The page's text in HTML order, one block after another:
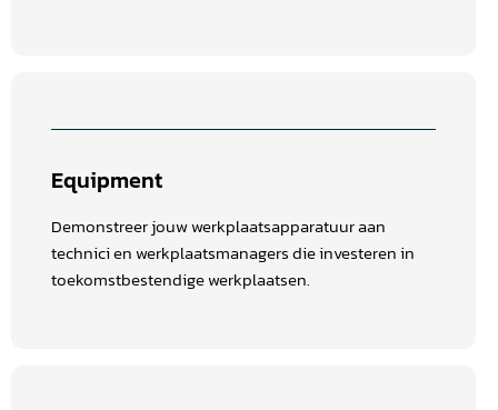
Equipment
Demonstreer jouw werkplaatsapparatuur aan
technici en werkplaatsmanagers die investeren in
toekomstbestendige werkplaatsen.